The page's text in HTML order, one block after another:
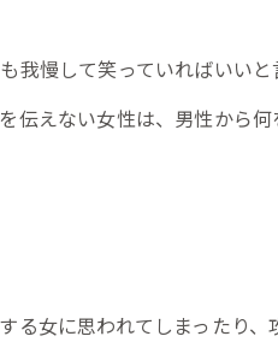
我慢して笑っていればいい
伝えない女性は、男性から
る女に思われてしまったり